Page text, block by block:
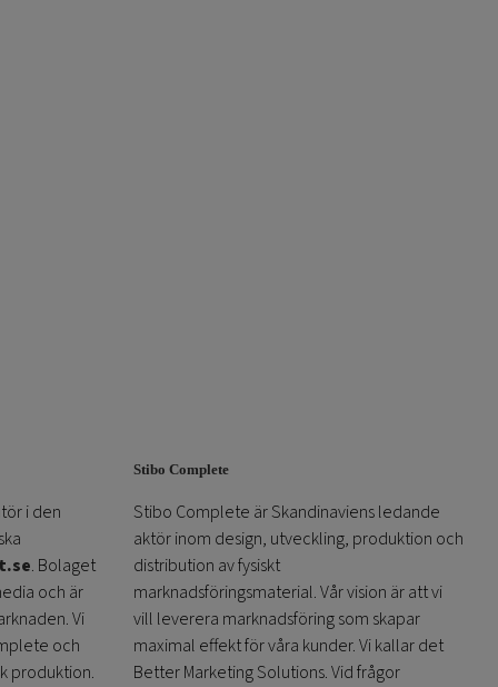
i den
. Bolaget
och är
Vi
och
produktion.
Stibo Complete
Stibo Complete är Skandinaviens ledande
aktör inom design, utveckling, produktion och
distribution av fysiskt
marknadsföringsmaterial. Vår vision är att vi
vill leverera marknadsföring som skapar
maximal effekt för våra kunder. Vi kallar det
Better Marketing Solutions. Vid frågor